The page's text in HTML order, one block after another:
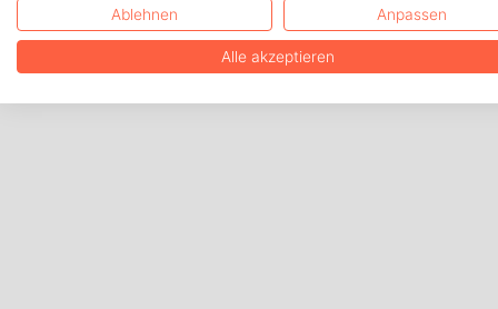
Ablehnen Anpassen
Alle akzeptieren